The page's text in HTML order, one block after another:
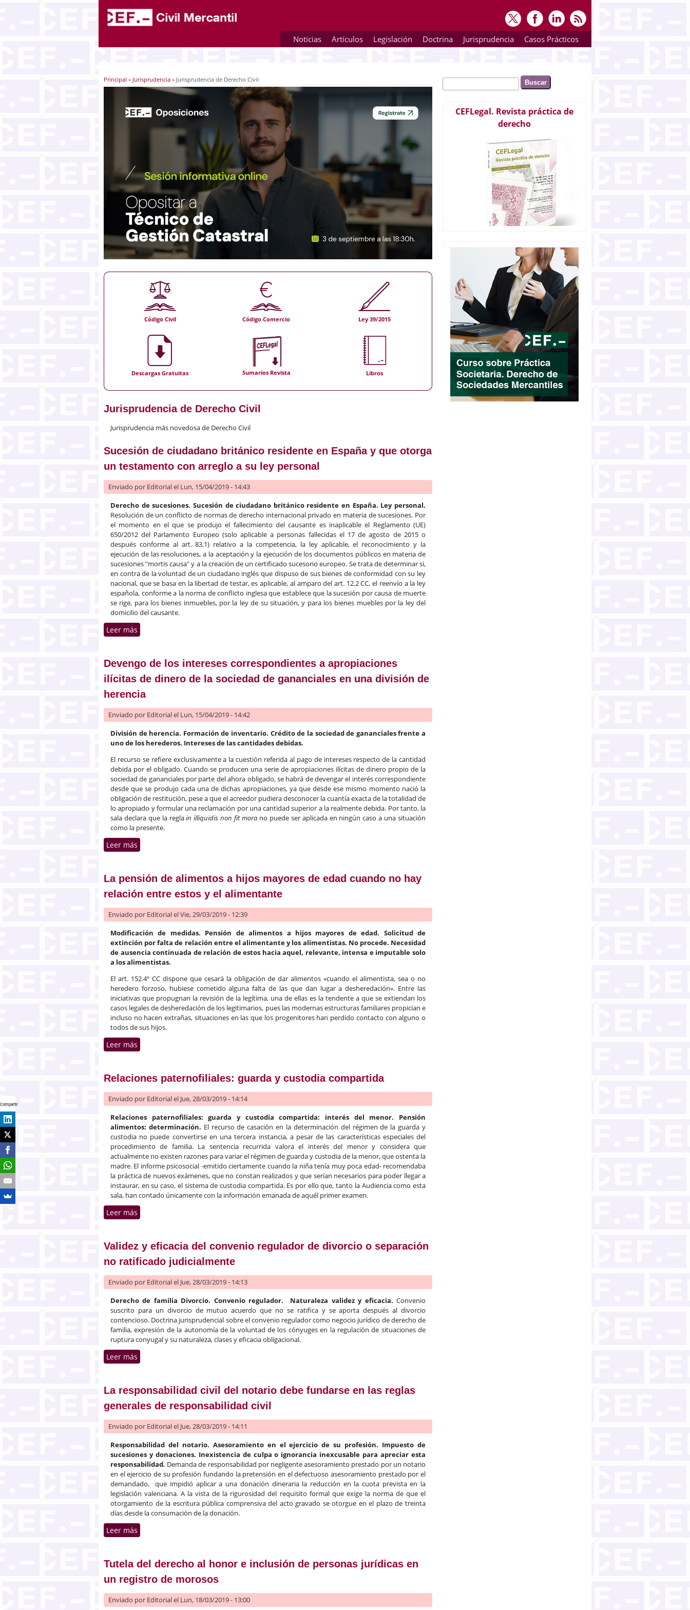
Noticias Artículos Legislación Doctrina Jurisprudencia Casos Prácticos
Usted está aquí
Principal » Jurisprudencia » Jurisprudencia de Derecho Civil
Código Civil Código Comercio Ley 39/2015
Descargas Gratuitas Sumarios Revista Libros
Jurisprudencia de Derecho Civil
Jurisprudencia más novedosa de Derecho Civil
Sucesión de ciudadano británico residente en España y que otorga
un testamento con arreglo a su ley personal
Enviado por Editorialel Lun, 15/04/2019 - 14:43
Derecho de sucesiones. Sucesión de ciudadano británico residente en España. Ley personal.
Resolución de un conflicto de normas de derecho internacional privado en materia de sucesiones. Por
el momento en el que se produjo el fallecimiento del causante es inaplicable el Reglamento (UE)
650/2012 del Parlamento Europeo (solo aplicable a personas fallecidas el 17 de agosto de 2015 o
después conforme al art. 83.1) relativo a la competencia, la ley aplicable, el reconocimiento y la
ejecución de las resoluciones, a la aceptación y la ejecución de los documentos públicos en materia de
sucesiones "mortis causa" y a la creación de un certificado sucesorio europeo. Se trata de determinar si,
en contra de la voluntad de un ciudadano inglés que dispuso de sus bienes de conformidad con su ley
nacional, que se basa en la libertad de testar, es aplicable, al amparo del art. 12.2 CC, el reenvío a la ley
española, conforme a la norma de conflicto inglesa que establece que la sucesión por causa de muerte
se rige, para los bienes inmuebles, por la ley de su situación, y para los bienes muebles por la ley del
domicilio del causante.
Leer más
Devengo de los intereses correspondientes a apropiaciones
ilícitas de dinero de la sociedad de gananciales en una división de
herencia
Enviado por Editorialel Lun, 15/04/2019 - 14:42
División de herencia. Formación de inventario. Crédito de la sociedad de gananciales frente a
uno de los herederos. Intereses de las cantidades debidas.
El recurso se refiere exclusivamente a la cuestión referida al pago de intereses respecto de la cantidad
debida por el obligado. Cuando se producen una serie de apropiaciones ilícitas de dinero propio de la
sociedad de gananciales por parte del ahora obligado, se habrá de devengar el interés correspondiente
desde que se produjo cada una de dichas apropiaciones, ya que desde ese mismo momento nació la
obligación de restitución, pese a que el acreedor pudiera desconocer la cuantía exacta de la totalidad de
lo apropiado y formular una reclamación por una cantidad superior a la realmente debida. Por tanto, la
sala declara que la reglain illiquidis non fit mora no puede ser aplicada en ningún caso a una situación
como la presente.
Leer más
La pensión de alimentos a hijos mayores de edad cuando no hay
relación entre estos y el alimentante
Enviado por Editorialel Vie, 29/03/2019 - 12:39
Modificación de medidas. Pensión de alimentos a hijos mayores de edad. Solicitud de
extinción por falta de relación entre el alimentante y los alimentistas. No procede. Necesidad
de ausencia continuada de relación de estos hacia aquel, relevante, intensa e imputable solo
a los alimentistas.
El art. 152.4º CC dispone que cesará la obligación de dar alimentos «cuando el alimentista, sea o no
heredero forzoso, hubiese cometido alguna falta de las que dan lugar a desheredación». Entre las
iniciativas que propugnan la revisión de la legítima, una de ellas es la tendente a que se extiendan los
casos legales de desheredación de los legitimarios, pues las modernas estructuras familiares propician e
incluso no hacen extrañas, situaciones en las que los progenitores han perdido contacto con alguno o
todos de sus hijos.
Leer más
Relaciones paternofiliales: guarda y custodia compartida
Enviado por Editorialel Jue, 28/03/2019 - 14:14
Relaciones paternofiliales: guarda y custodia compartida: interés del menor. Pensión
alimentos: determinación. El recurso de casación en la determinación del régimen de la guarda y
custodia no puede convertirse en una tercera instancia, a pesar de las características especiales del
procedimiento de familia. La sentencia recurrida valora el interés del menor y considera que
actualmente no existen razones para variar el régimen de guarda y custodia de la menor, que ostenta la
madre. El informe psicosocial -emitido ciertamente cuando la niña tenía muy poca edad- recomendaba
la práctica de nuevos exámenes, que no constan realizados y que serían necesarios para poder llegar a
instaurar, en su caso, el sistema de custodia compartida. Es por ello que, tanto la Audiencia como esta
sala, han contado únicamente con la información emanada de aquél primer examen.
Leer más
Validez y eficacia del convenio regulador de divorcio o separación
no ratificado judicialmente
Enviado por Editorialel Jue, 28/03/2019 - 14:13
Derecho de familia Divorcio. Convenio regulador. Naturaleza validez y eficacia. Convenio
suscrito para un divorcio de mutuo acuerdo que no se ratifica y se aporta después al divorcio
contencioso. Doctrina jurisprudencial sobre el convenio regulador como negocio jurídico de derecho de
familia, expresión de la autonomía de la voluntad de los cónyuges en la regulación de situaciones de
ruptura conyugal y su naturaleza, clases y eficacia obligacional.
Leer más
La responsabilidad civil del notario debe fundarse en las reglas
generales de responsabilidad civil
Enviado por Editorialel Jue, 28/03/2019 - 14:11
Responsabilidad del notario. Asesoramiento en el ejercicio de su profesión. Impuesto de
sucesiones y donaciones. Inexistencia de culpa o ignorancia inexcusable para apreciar esta
responsabilidad. Demanda de responsabilidad por negligente asesoramiento prestado por un notario
en el ejercicio de su profesión fundando la pretensión en el defectuoso asesoramiento prestado por el
demandado, que impidió aplicar a una donación dineraria la reducción en la cuota prevista en la
legislación valenciana. A la vista de la rigurosidad del requisito formal que exige la norma de que el
otorgamiento de la escritura pública comprensiva del acto gravado se otorgue en el plazo de treinta
días desde la consumación de la donación.
Leer más
Tutela del derecho al honor e inclusión de personas jurídicas en
un registro de morosos
Enviado por Editorialel Lun, 18/03/2019 - 13:00
Formulario de búsqueda
Buscar
CEFLegal. Revista práctica de
derecho
Compartir